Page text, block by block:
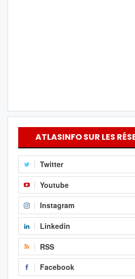
ATLASINFO SUR LES
Twitter
Youtube
Instagram
Linkedin
RSS
Facebook